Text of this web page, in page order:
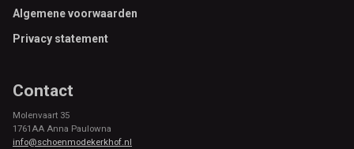
Algemene voorwaarden
Privacy statement
Contact
Molenvaart 35
1761AA Anna Paulowna
info@schoenmodekerkhof.nl